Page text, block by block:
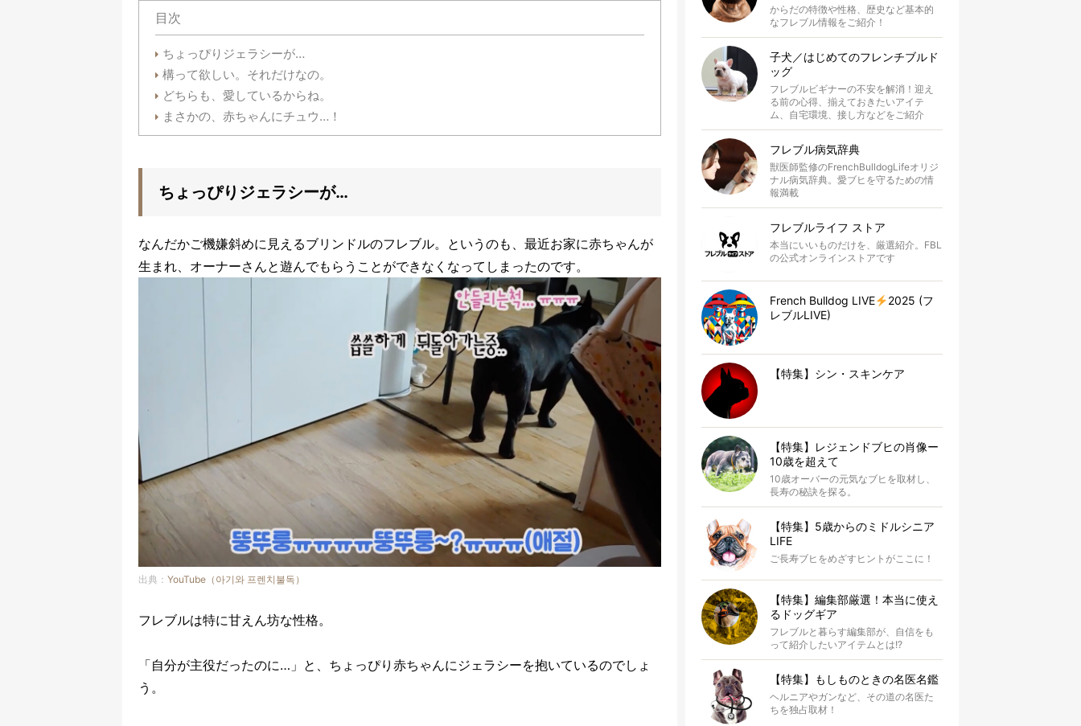
目次
ちょっぴりジェラシーが…
構って欲しい。それだけなの。
どちらも、愛しているからね。
まさかの、赤ちゃんにチュウ…！
ちょっぴりジェラシーが…
なんだかご機嫌斜めに見えるブリンドルのフレブル。というのも、最近お家に赤ちゃんが
生まれ、オーナーさんと遊んでもらうことができなくなってしまったのです。
出典： YouTube（아기와 프렌치불독）
フレブルは特に甘えん坊な性格。
「自分が主役だったのに…」と、ちょっぴり赤ちゃんにジェラシーを抱いているのでしょ
う。
からだの特徴や性格、歴史など基本的
なフレブル情報をご紹介！
子犬／はじめてのフレンチブルド
ッグ
フレブルビギナーの不安を解消！迎え
る前の心得、揃えておきたいアイテ
ム、自宅環境、接し方などをご紹介
フレブル病気辞典
獣医師監修のFrenchBulldogLifeオリジ
ナル病気辞典。愛ブヒを守るための情
報満載
フレブルライフ ストア
本当にいいものだけを、厳選紹介。FBL
の公式オンラインストアです
French Bulldog LIVE
2025 (フ
レブルLIVE)
【特集】シン・スキンケア
【特集】レジェンドブヒの肖像ー
10歳を超えて
10歳オーバーの元気なブヒを取材し、
長寿の秘訣を探る。
【特集】5歳からのミドルシニア
LIFE
ご長寿ブヒをめざすヒントがここに！
【特集】編集部厳選！本当に使え
るドッグギア
フレブルと暮らす編集部が、自信をも
って紹介したいアイテムとは!?
【特集】もしものときの名医名鑑
ヘルニアやガンなど、その道の名医た
ちを独占取材！